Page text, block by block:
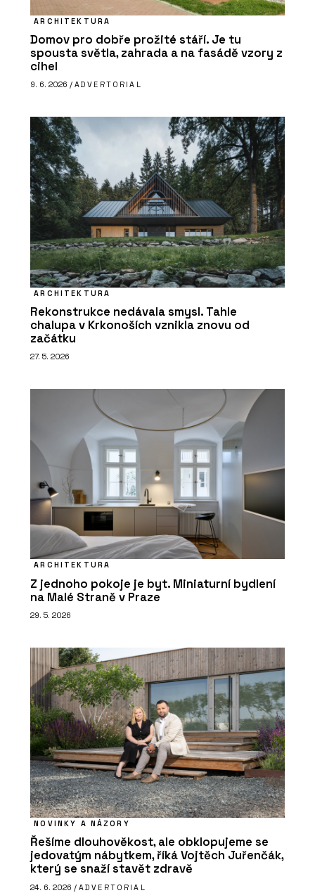
ARCHITEKTURA
Domov pro dobře prožité stáří. Je tu
spousta světla, zahrada a na fasádě vzory z
cihel
9. 6. 2026 / ADVERTORIAL
ARCHITEKTURA
Rekonstrukce nedávala smysl. Tahle
chalupa v Krkonoších vznikla znovu od
začátku
27. 5. 2026
ARCHITEKTURA
Z jednoho pokoje je byt. Miniaturní bydlení
na Malé Straně v Praze
29. 5. 2026
NOVINKY A NÁZORY
Řešíme dlouhověkost, ale obklopujeme se
jedovatým nábytkem, říká Vojtěch Juřenčák,
který se snaží stavět zdravě
24. 6. 2026 / ADVERTORIAL